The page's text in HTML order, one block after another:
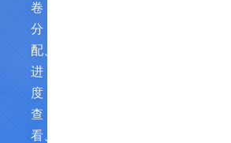
卷
分
配、
进
度
查
看、